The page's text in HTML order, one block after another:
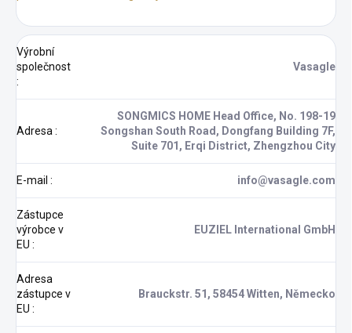
Výrobní
společnost
:
Vasagle
Adresa :
SONGMICS HOME Head Office, No. 198-19
Songshan South Road, Dongfang Building 7F,
Suite 701, Erqi District, Zhengzhou City
E-mail : info@vasagle.com
Zástupce
výrobce v
EU :
EUZIEL International GmbH
Adresa
zástupce v
EU :
Brauckstr. 51, 58454 Witten, Německo